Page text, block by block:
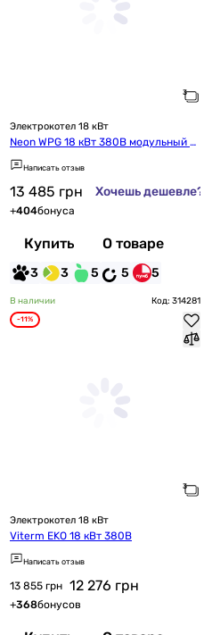
Электрокотел 18 кВт
Neon WPG 18 кВт 380В модульный к
онтактор ETI (G118223c)
Написать отзыв
13 485 грн Хочешь дешевле?
+404бонуса
Купить О товаре
3 3 5 5 5
В наличии Код: 314281
-11%
Электрокотел 18 кВт
Viterm EKO 18 кВт 380В
Написать отзыв
13 855 грн 12 276 грн
+368бонусов